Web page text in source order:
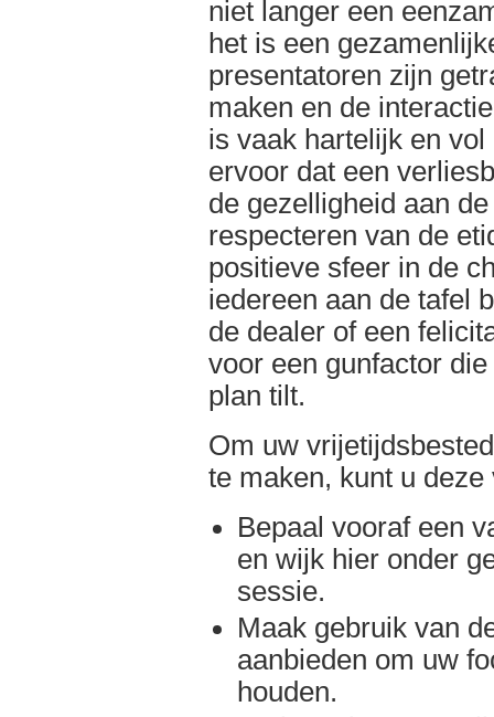
niet langer een
het is een
presentatoren zijn
maken en de
is vaak hartelijk en
ervoor dat een
de gezelligheid aan
respecteren van de
positieve sfeer in de
iedereen aan de tafel
de dealer of een
voor een gunfactor
plan tilt.
Om uw
te maken, kunt u
Bepaal vooraf een
en wijk hier onder
sessie.
Maak gebruik van
aanbieden om uw
houden.